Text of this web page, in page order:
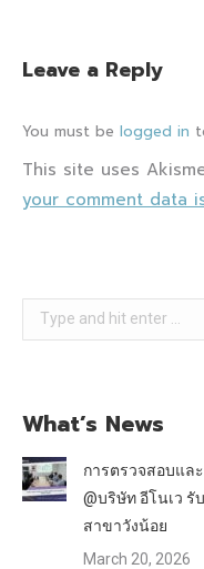
Leave a Reply
You must be logged in
This site uses
your comment data
Search:
What’s News
การตรวจสอบแล
@บริษัท อีโนเว รั
สาขาวังน้อย
March 20, 2026